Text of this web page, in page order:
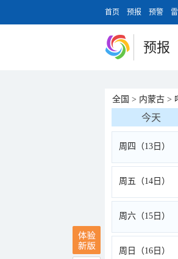
首页 预报 预警
预报
全国 > 内蒙古 >
今天
周四（13日）
周五（14日）
周六（15日）
周日（16日）